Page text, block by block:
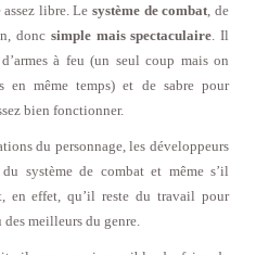
assez libre. Lesystème de combat , de
donc simple mais spectaculaire . Il
à feu (un seul coup mais on
en même temps) et de sabre pour
bien fonctionner.
du personnage, les développeurs
système de combat et même s’il
en effet, qu’il reste du travail pour
meilleurs du genre.